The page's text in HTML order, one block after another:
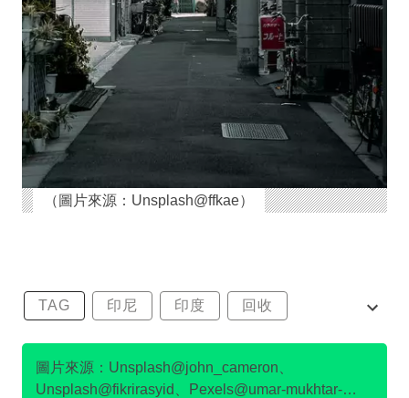
（圖片來源：Unsplash@ffkae）
TAG 印尼 印度 回收
垃圾分類
圖片來源：Unsplash@john_cameron、
Unsplash@fikrirasyid、Pexels@umar-mukhtar-